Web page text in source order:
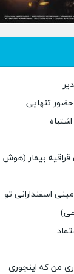
تنهایی
قراقیه بیمار (هوش
اسفندارانی تو
من که اینجوری